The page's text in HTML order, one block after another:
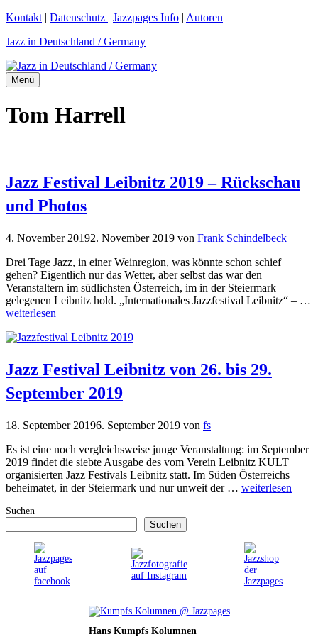
Zum
springen
Kontakt | Datenschutz | Jazzpages Info | Autoren
Jazz in Deutschland / Germany
Menü
Tom Harrell
Jazz Festival Leibnitz 2019 – Rückschau
und Photos
4. November 20192. November 2019 von Frank Schindelbeck
Drei Tage Jazz, in einer Weinregion, was könnte schon schief
gehen? Eigentlich nur das Wetter, aber selbst das war den
Veranstaltern im südlichsten Österreich, im in der Steiermark
gelegenen Leibnitz hold. „Internationales Jazzfestival Leibnitz“ – …
weiterlesen
Jazz Festival Leibnitz von 26. bis 29.
September 2019
18. September 20196. September 2019 von fs
Es ist eine noch vergleichsweise junge Veranstaltung: im September
2019 findet die siebte Ausgabe des vom Verein Leibnitz KULT
organisierten Jazz Festivals Leibnitz statt. Im Süden Österreichs
beheimatet, in der Steiermark und nur unweit der … weiterlesen
Suchen
Suchen
Hans Kumpfs Kolumnen